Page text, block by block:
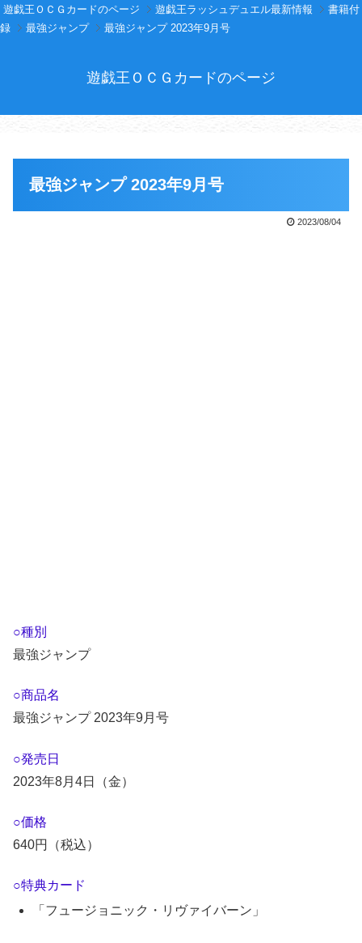
遊戯王ＯＣＧカードのページ 遊戯王ラッシュデュエル最新情報
書籍付
録
最強ジャンプ 最強ジャンプ 2023年9月号
遊戯王ＯＣＧカードのページ
最強ジャンプ 2023年9月号
2023/08/04
○種別
最強ジャンプ
○商品名
最強ジャンプ 2023年9月号
○発売日
2023年8月4日（金）
○価格
640円（税込）
○特典カード
「フュージョニック・リヴァイバーン」